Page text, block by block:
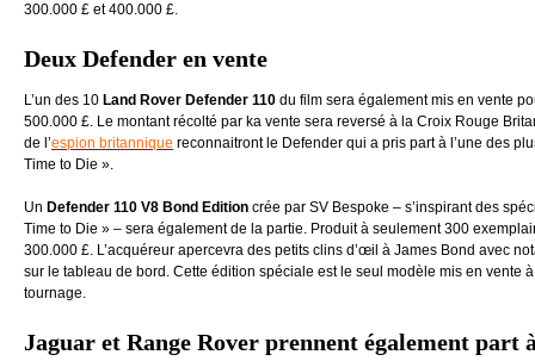
300.000 £ et 400.000 £.
Deux Defender en vente
L’un des 10 Land Rover Defender 110 du film sera également mis en vente
500.000 £. Le montant récolté par ka vente sera reversé à la Croix Rouge
de l’espion britannique reconnaitront le Defender qui a pris part à l’une des
Time to Die ».
Un Defender 110 V8 Bond Edition crée par SV Bespoke – s’inspirant des
Time to Die » – sera également de la partie. Produit à seulement 300
300.000 £. L’acquéreur apercevra des petits clins d’œil à James Bond avec
sur le tableau de bord. Cette édition spéciale est le seul modèle mis en vente
tournage.
Jaguar et Range Rover prennent également part